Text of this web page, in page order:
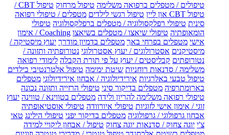
טיפולים / מטפלים ברפואה משלימה טיפול מרחוק
טיפול CBT /
טיפול CBT און ליין
טיפול רגשי לילדים מטפלים / טיפולי רפואה
סינית טיפולי רפלקסולוגיה / מטפלים ברפלקסולוגיה טיפולי
הומאופתיה טיפולי שיאצו / מטפלים בשיאצו
Coaching / אימון
אישי מטפלים בפרחי באך מטפלים בדמיון מודרך יעוץ מיסטיקה /
מיסטיקנים אסטרולוגים / יעוץ אסטרולוגי נטורופתיה ותזונה /
נטורופתים קבליסטים / יעוץ על פי תורת הקבלה לימודי רפואה
משלימה / סדנאות רוחניות שיטת ימימה טיפול אלטרנטיבי בילדים
טיפול טבעי באלרגיות אירידיולוגיה / אבחון אירידיולוגי מטפלים
בארומתרפיה מטפלים בדיקור סיני טיפולי הרזייה ותזונה נכונה
טיפולי רפואה משלימה להריון ולידה מטפלים בטווינא / טווינה יעוץ
זוגי / אימון אישי לזוגיות טיפולי איורוודה טיפולי אוסטיאופתיה
אבחון גרפולוגי / גרפולוגיה מטפלים בדיקור יפני טיפולי הילינג טאי
צ'י יוגה צחוק / סדנאות יוגה צחוק טיפול / אבחון ליקויי למידה